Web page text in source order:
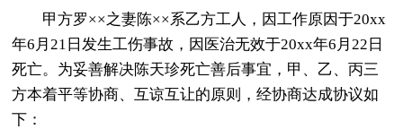
甲方罗××之妻陈××系乙方工人，因工作原因于20xx
年6月21日发生工伤事故，因医治无效于20xx年6月22日
死亡。为妥善解决陈天珍死亡善后事宜，甲、乙、丙三
方本着平等协商、互谅互让的原则，经协商达成协议如
下：